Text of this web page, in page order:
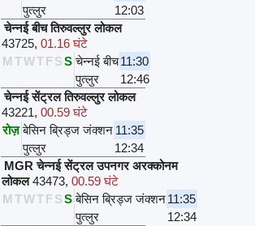
पुत्लुर
12:03
चेन्नई बीच तिरुवल्लुर लोकल
43725, 01.16 घंटे
M TWTFSS चेन्नई बीच11:30
पुत्लुर
12:46
चेन्नई सेंट्रल तिरुवल्लुर लोकल
43221, 00.59 घंटे
रोज़ बेसिन ब्रिड्ज जंक्शन 11:35
पुत्लुर
12:34
MGR चेन्नई सेंट्रल उपनगर अरक्कोनम
लोकल 43473, 00.59 घंटे
M TWTFSS बेसिन ब्रिड्ज जंक्शन11:35
पुत्लुर
12:34